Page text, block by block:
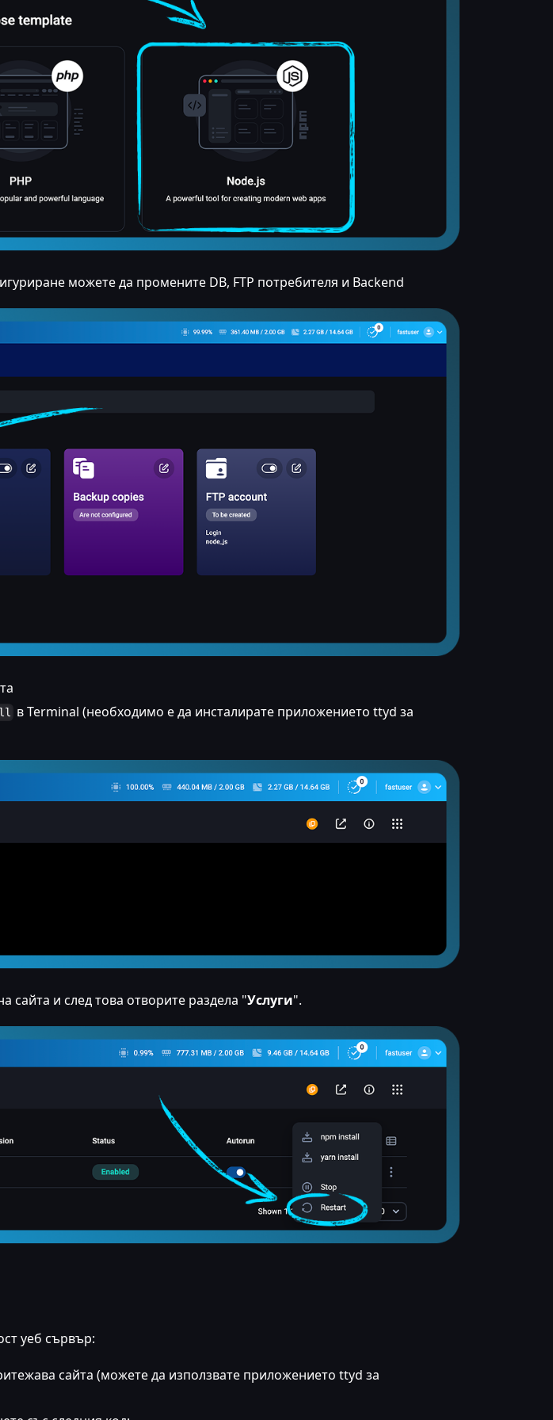
можете да промените DB, FTP потребителя и Backend
в Terminal (необходимо е да инсталирате приложението ttyd за
сайта и след това отворите раздела "Услуги".
уеб сървър:
сайта (можете да използвате приложението ttyd за